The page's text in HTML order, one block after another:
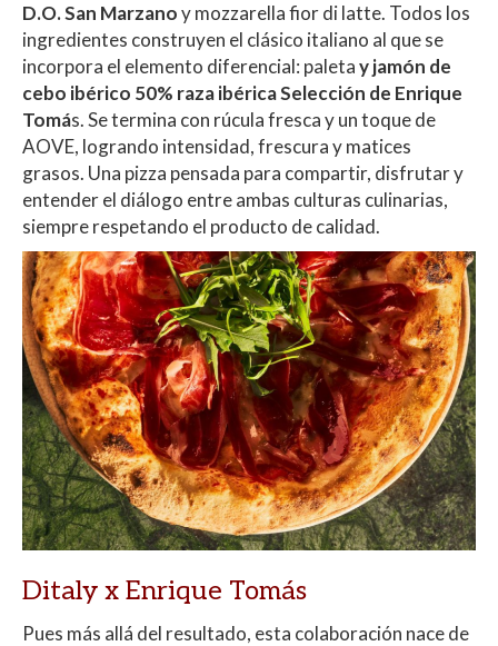
D.O. San Marzanoy mozzarella fior di latte. Todos los
ingredientes construyen el clásico italiano al que se
incorpora el elemento diferencial: paletay jamón de
cebo ibérico 50% raza ibérica Selección de Enrique
Tomás. Se termina con rúcula fresca y un toque de
AOVE, logrando intensidad, frescura y matices
grasos. Una pizza pensada para compartir, disfrutar y
entender el diálogo entre ambas culturas culinarias,
siempre respetando el producto de calidad.
Ditaly x Enrique Tomás
Pues más allá del resultado, esta colaboración nace de